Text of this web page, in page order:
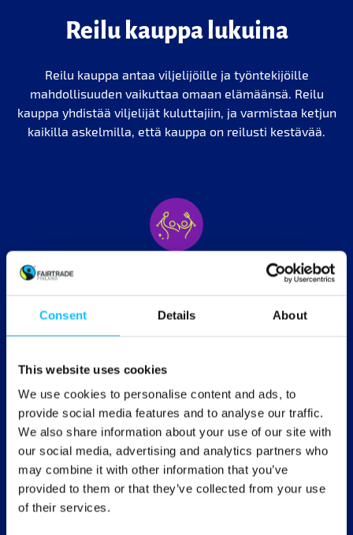
Consent Details About
This website uses cookies
We use cookies to personalise content and ads, to
provide social media features and to analyse our traffic.
We also share information about your use of our site with
our social media, advertising and analytics partners who
may combine it with other information that you’ve
provided to them or that they’ve collected from your use
of their services.
Reilu kauppa lukuina
Reilu kauppa antaa viljelijöille ja työntekijöille
mahdollisuuden vaikuttaa omaan elämäänsä. Reilu
kauppa yhdistää viljelijät kuluttajiin, ja varmistaa ketjun
kaikilla askelmilla, että kauppa on reilusti kestävää.
Lähes 2 miljoonaa tuottajaa,
67 maata, joissa tuotteita
tuotetaan
Tuotteita myynnissä 145 maassa. Suomessa